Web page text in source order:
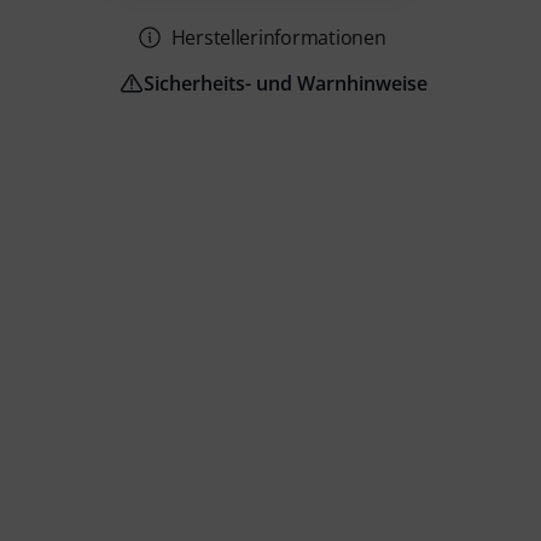
Herstellerinformationen
Sicherheits- und Warnhinweise